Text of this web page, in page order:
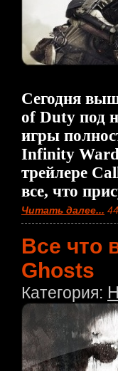
Сегодня
of Duty под
игры
Infinity
трейлере
все, что
Читать далее...
Все что
Ghosts
Категория: